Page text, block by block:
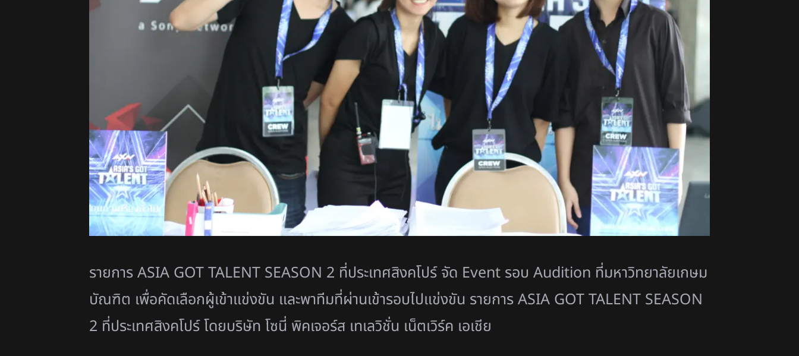
รายการ ASIA GOT TALENT SEASON 2 ที่ประเทศสิงคโปร์ จัด Event รอบ Audition ที่มหาวิทยาลัยเกษม
บัณฑิต เพื่อคัดเลือกผู้เข้าแข่งขัน และพาทีมที่ผ่านเข้ารอบไปแข่งขัน รายการ ASIA GOT TALENT SEASON
2 ที่ประเทศสิงคโปร์ โดยบริษัท โซนี่ พิคเจอร์ส เทเลวิชั่น เน็ตเวิร์ค เอเชีย